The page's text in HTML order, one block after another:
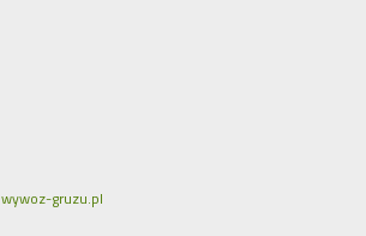
wywoz-gruzu.pl